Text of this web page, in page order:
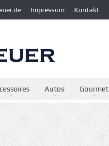
Impressum Kontakt
Autos Gourmet